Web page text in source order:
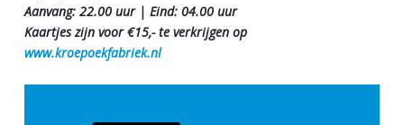
Aanvang: 22.00 uur | Eind: 04.00 uur
Kaartjes zijn voor €15,- te verkrijgen op
www.kroepoekfabriek.nl